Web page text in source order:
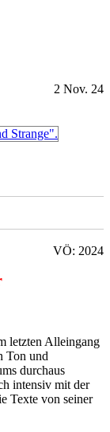
2 Nov. 24
VÖ: 2024
letzten Alleingang
Ton und
durchaus
intensiv mit der
Texte von seiner